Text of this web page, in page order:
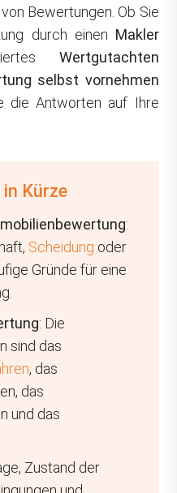
Bewertungen. Ob Sie
durch einen Makler
Wertgutachten
selbst vornehmen
die Antworten auf Ihre
Kürze
:
Scheidung oder
Gründe für eine
: Die
sind das
, das
das
und das
Zustand der